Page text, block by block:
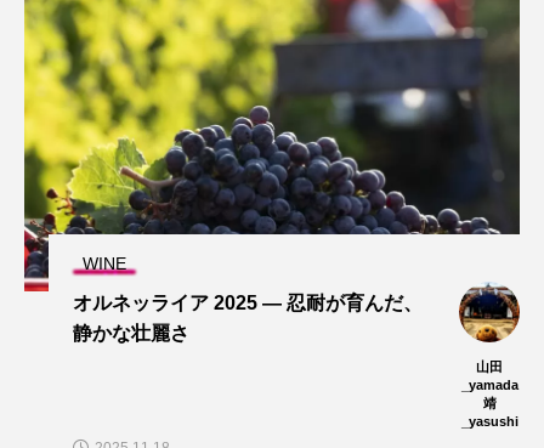
「オルネッライア＆オーパス・ワンV
S？？？」、ブラインド試飲会で光った